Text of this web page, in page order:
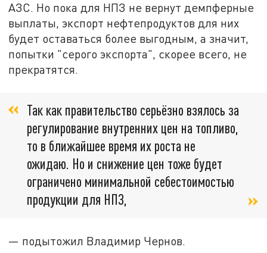
АЗС. Но пока для НПЗ не вернут демпферные
выплаты, экспорт нефтепродуктов для них
будет оставаться более выгодным, а значит,
попытки "серого экспорта", скорее всего, не
прекратятся.
Так как правительство серьёзно взялось за
регулирование внутренних цен на топливо,
то в ближайшее время их роста не
ожидаю. Но и снижение цен тоже будет
ограничено минимальной себестоимостью
продукции для НПЗ,
— подытожил Владимир Чернов.